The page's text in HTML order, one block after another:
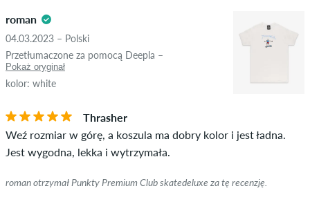
roman
04.03.2023 – Polski
Przetłumaczone za pomocą Deepla –
Pokaż oryginał
kolor: white
Thrasher
Weź rozmiar w górę, a koszula ma dobry kolor i jest ładna.
Jest wygodna, lekka i wytrzymała.
roman otrzymał Punkty Premium Club skatedeluxe za tę recenzję.